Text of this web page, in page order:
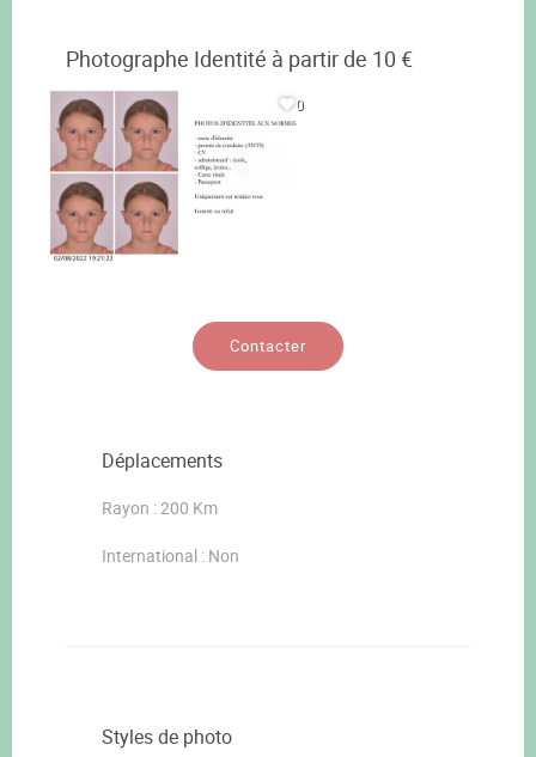
Photographe Identité à partir de 10 €
0
Contacter
Déplacements
Rayon : 200 Km
International : Non
Styles de photo